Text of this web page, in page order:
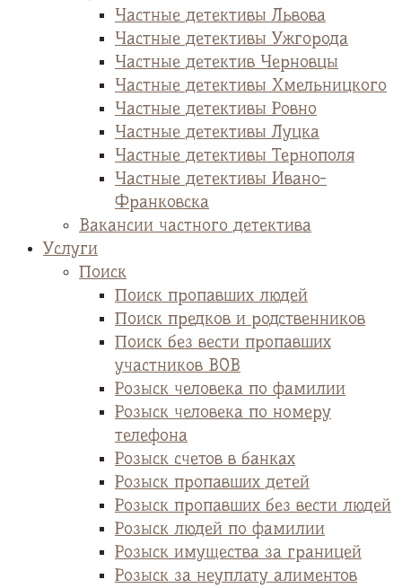
Частные детективы Львова
Частные детективы Ужгорода
Частные детектив Черновцы
Частные детективы Хмельницкого
Частные детективы Ровно
Частные детективы Луцка
Частные детективы Тернополя
Частные детективы Ивано-
Франковска
Вакансии частного детектива
Услуги
Поиск
Поиск пропавших людей
Поиск предков и родственников
Поиск без вести пропавших
участников ВОВ
Розыск человека по фамилии
Розыск человека по номеру
телефона
Розыск счетов в банках
Розыск пропавших детей
Розыск пропавших без вести людей
Розыск людей по фамилии
Розыск имущества за границей
Розыск за неуплату алиментов